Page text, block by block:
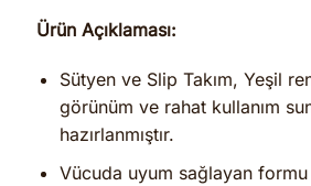
Ürün Açıklaması:
Sütyen ve Slip Takım, Yeşil
görünüm ve rahat kullanım
hazırlanmıştır.
Vücuda uyum sağlayan